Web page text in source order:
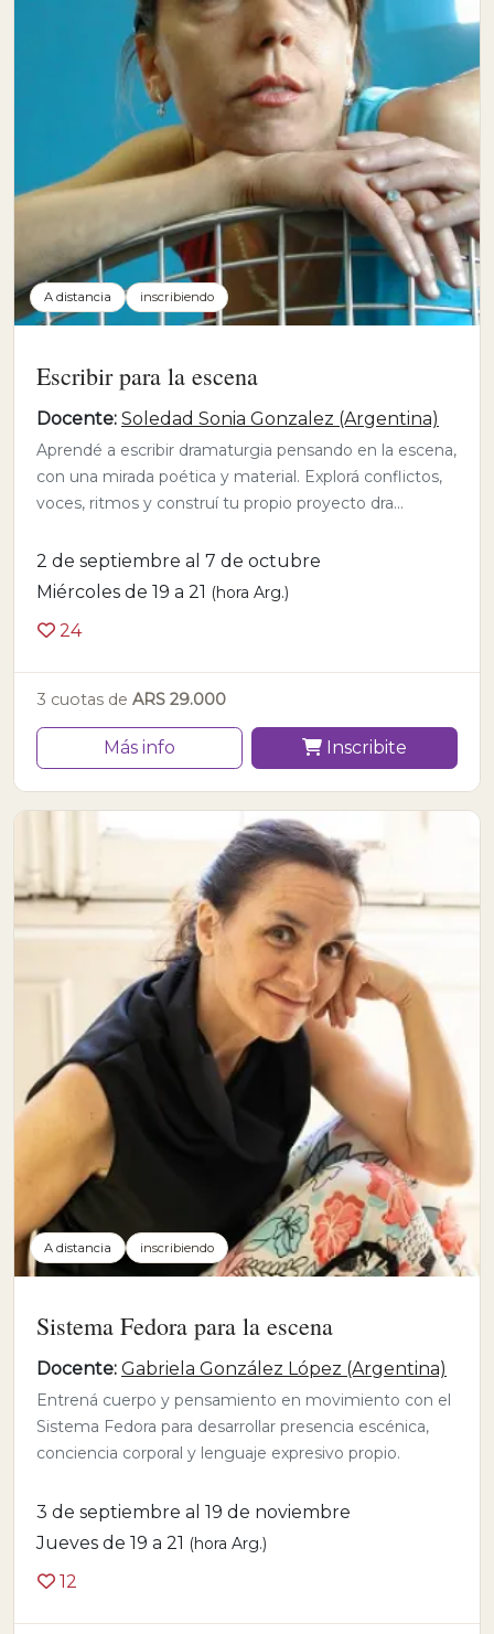
A distancia inscribiendo
Escribir para la escena
Docente: Soledad Sonia Gonzalez (Argentina)
Aprendé a escribir dramaturgia pensando en la escena,
con una mirada poética y material. Explorá conflictos,
voces, ritmos y construí tu propio proyecto dra...
2 de septiembre al 7 de octubre
Miércoles de 19 a 21 (hora Arg.)
24
3 cuotas de ARS 29.000
Más info Inscribite
A distancia inscribiendo
Sistema Fedora para la escena
Docente: Gabriela González López (Argentina)
Entrená cuerpo y pensamiento en movimiento con el
Sistema Fedora para desarrollar presencia escénica,
conciencia corporal y lenguaje expresivo propio.
3 de septiembre al 19 de noviembre
Jueves de 19 a 21 (hora Arg.)
12